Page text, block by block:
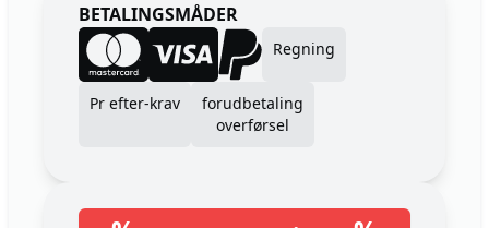
BETALINGSMÅDER
Regning
Pr efter-krav
forudbetaling
overførsel